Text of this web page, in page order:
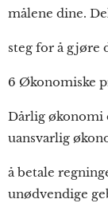
målene dine.
steg for å gjøre
6 Økonomiske
Dårlig økonomi
uansvarlig
å betale
unødvendige